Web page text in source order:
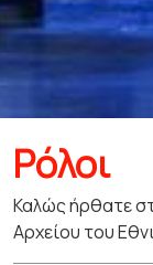
Ρόλοι
Καλώς ήρθατε
Αρχείου του